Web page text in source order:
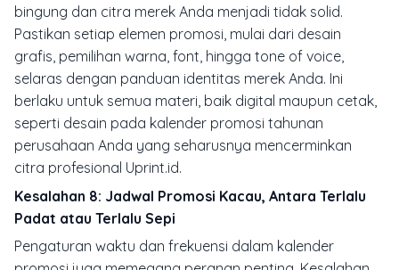
bingung dan citra merek Anda menjadi tidak solid.
Pastikan setiap elemen promosi, mulai dari desain
grafis, pemilihan warna, font, hingga tone of voice,
selaras dengan panduan identitas merek Anda. Ini
berlaku untuk semua materi, baik digital maupun cetak,
seperti desain pada kalender promosi tahunan
perusahaan Anda yang seharusnya mencerminkan
citra profesional Uprint.id.
Kesalahan 8: Jadwal Promosi Kacau, Antara Terlalu
Padat atau Terlalu Sepi
Pengaturan waktu dan frekuensi dalam kalender